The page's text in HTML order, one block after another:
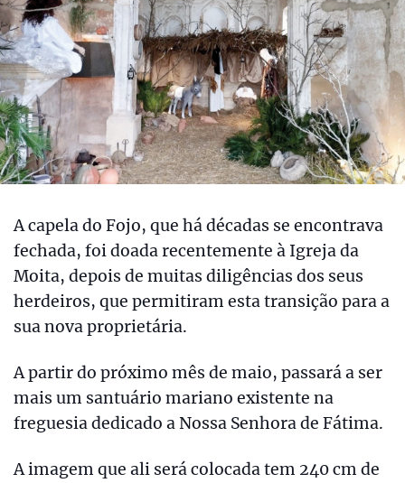
A capela do Fojo, que há décadas se encontrava
fechada, foi doada recentemente à Igreja da
Moita, depois de muitas diligências dos seus
herdeiros, que permitiram esta transição para a
sua nova proprietária.
A partir do próximo mês de maio, passará a ser
mais um santuário mariano existente na
freguesia dedicado a Nossa Senhora de Fátima.
A imagem que ali será colocada tem 240 cm de